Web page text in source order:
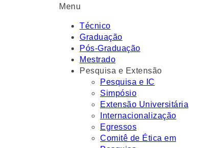
Menu
Técnico
Graduação
Pós-Graduação
Mestrado
Pesquisa e Extensão
Pesquisa e IC
Simpósio
Extensão Universitária
Internacionalização
Egressos
Comitê de Ética em